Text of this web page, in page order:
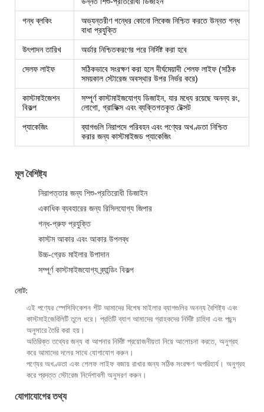
গন্ধ ব্লকিং
অভ্যন্তরীণ গন্ধের কোনো লিকেজ নিশ্চিত করতে উন্নত গন্ধ
বাধা প্রযুক্তি
উৎপাদন তারিখ অর্ডার নিশ্চিতকরণের পরে নির্দিষ্ট করা হবে
সেলফ লাইফ
সঠিকভাবে সংরক্ষণ করা হলে দীর্ঘমেয়াদী শেলফ লাইফ (সঠিক
সময়কাল স্টোরেজ অবস্থার উপর নির্ভর করে)
কাস্টমাইজেশন
বিকল্প
সম্পূর্ণ কাস্টমাইজযোগ্য ডিজাইন, যার মধ্যে রয়েছে অনন্য রং,
লোগো, গ্রাফিক্স এবং ব্যক্তিগতকৃত টেক্সট
প্যাকেজিং
ব্যাগগুলি নিরাপদে পরিবহন এবং পণ্যের অখণ্ডতা নিশ্চিত
করার জন্য কাস্টমাইজড প্যাকেজিং
মূল বৈশিষ্ট্য
নিরাপত্তার জন্য শিশু-প্রতিরোধী ডিজাইন
একাধিক ব্যবহারের জন্য রিসিলযোগ্য জিপার
গন্ধ-প্রুফ প্রযুক্তি
কাস্টম আকার এবং আকার উপলব্ধ
উচ্চ-গ্রেড মাইলার উপাদান
সম্পূর্ণ কাস্টমাইজযোগ্য ব্র্যান্ডিং বিকল্প
নোট:
এই পণ্যের স্পেসিফিকেশন শীট আমাদের বিশেষ মাইলার ব্যাগগুলির অনন্য বৈশিষ্ট্য এবং
কাস্টমাইজেবিলিটি তুলে ধরে। প্রতিটি ব্যাগ আমাদের গ্রাহকদের নির্দিষ্ট চাহিদা এবং পছন্দ
অনুসারে তৈরি করা হয়।
অতিরিক্ত তথ্যের জন্য বা আপনার নির্দিষ্ট প্রয়োজনীয়তা নিয়ে আলোচনা করতে, অনুগ্রহ
করে আমাদের দলের সাথে যোগাযোগ করুন।
পণ্যের অখণ্ডতা এবং শেলফ লাইফ বজায় রাখার জন্য সঠিক সংরক্ষণ অপরিহার্য। অনুগ্রহ
করে প্রদত্ত স্টোরেজ নির্দেশাবলী অনুসরণ করুন।
যোগাযোগের তথ্য